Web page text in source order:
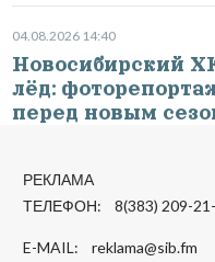
04.08.2026 14:40
Новосибирский
лёд:
перед новым
РЕКЛАМА
ТЕЛЕФОН: 8(383) 209-
E-MAIL: reklama@sib.fm